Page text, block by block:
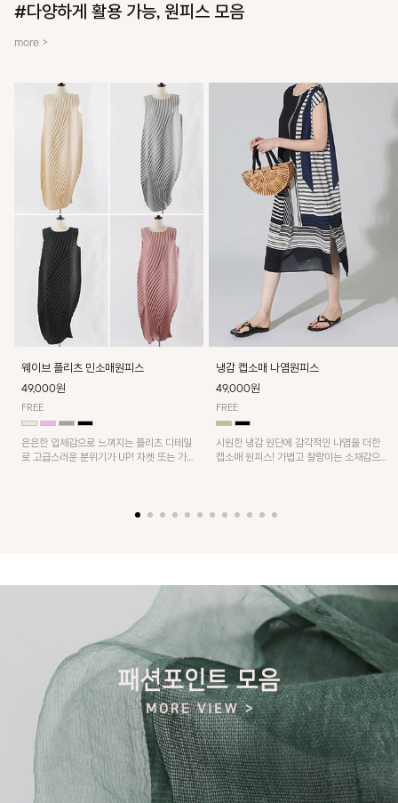
#다양하게 활용 가능, 원피스 모음
more >
웨이브 플리츠 민소매원피스
49,000원
FREE
은은한 입체감으로 느껴지는 플리츠 디테일
로 고급스러운 분위기가 UP! 자켓 또는 가디
냉감 캡소매 나염원피스
49,000원
FREE
시원한 냉감 원단에 감각적인 나염을 더한
캡소매 원피스! 가볍고 찰랑이는 소재감으로